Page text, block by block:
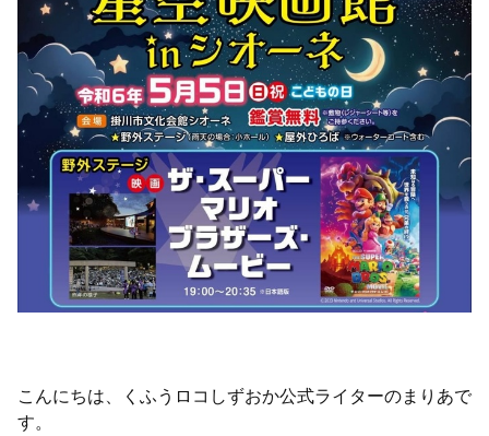
こんにちは、くふうロコしずおか公式ライターのまりあで
す。